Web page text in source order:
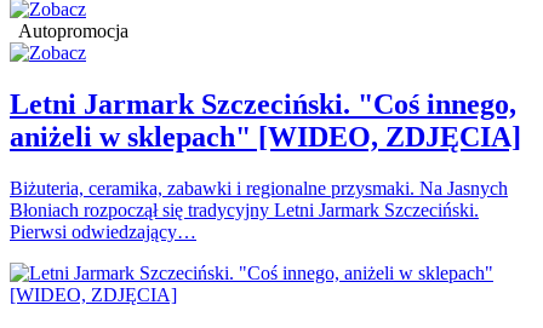
Autopromocja
Letni Jarmark Szczeciński. "Coś innego,
aniżeli w sklepach" [WIDEO, ZDJĘCIA]
Biżuteria, ceramika, zabawki i regionalne przysmaki. Na Jasnych
Błoniach rozpoczął się tradycyjny Letni Jarmark Szczeciński.
Pierwsi odwiedzający…